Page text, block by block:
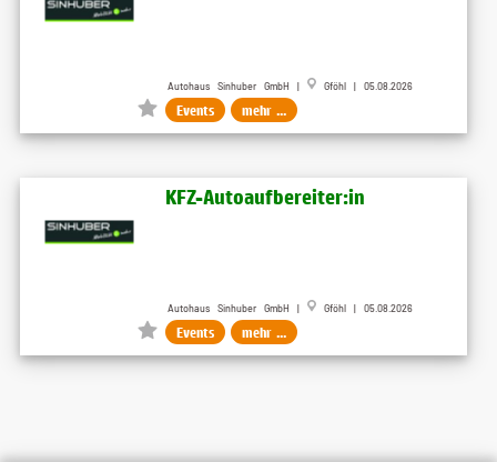
Autohaus Sinhuber GmbH | Gföhl | 05.08.2026
Events mehr ...
KFZ-Autoaufbereiter:in
Autohaus Sinhuber GmbH | Gföhl | 05.08.2026
Events mehr ...